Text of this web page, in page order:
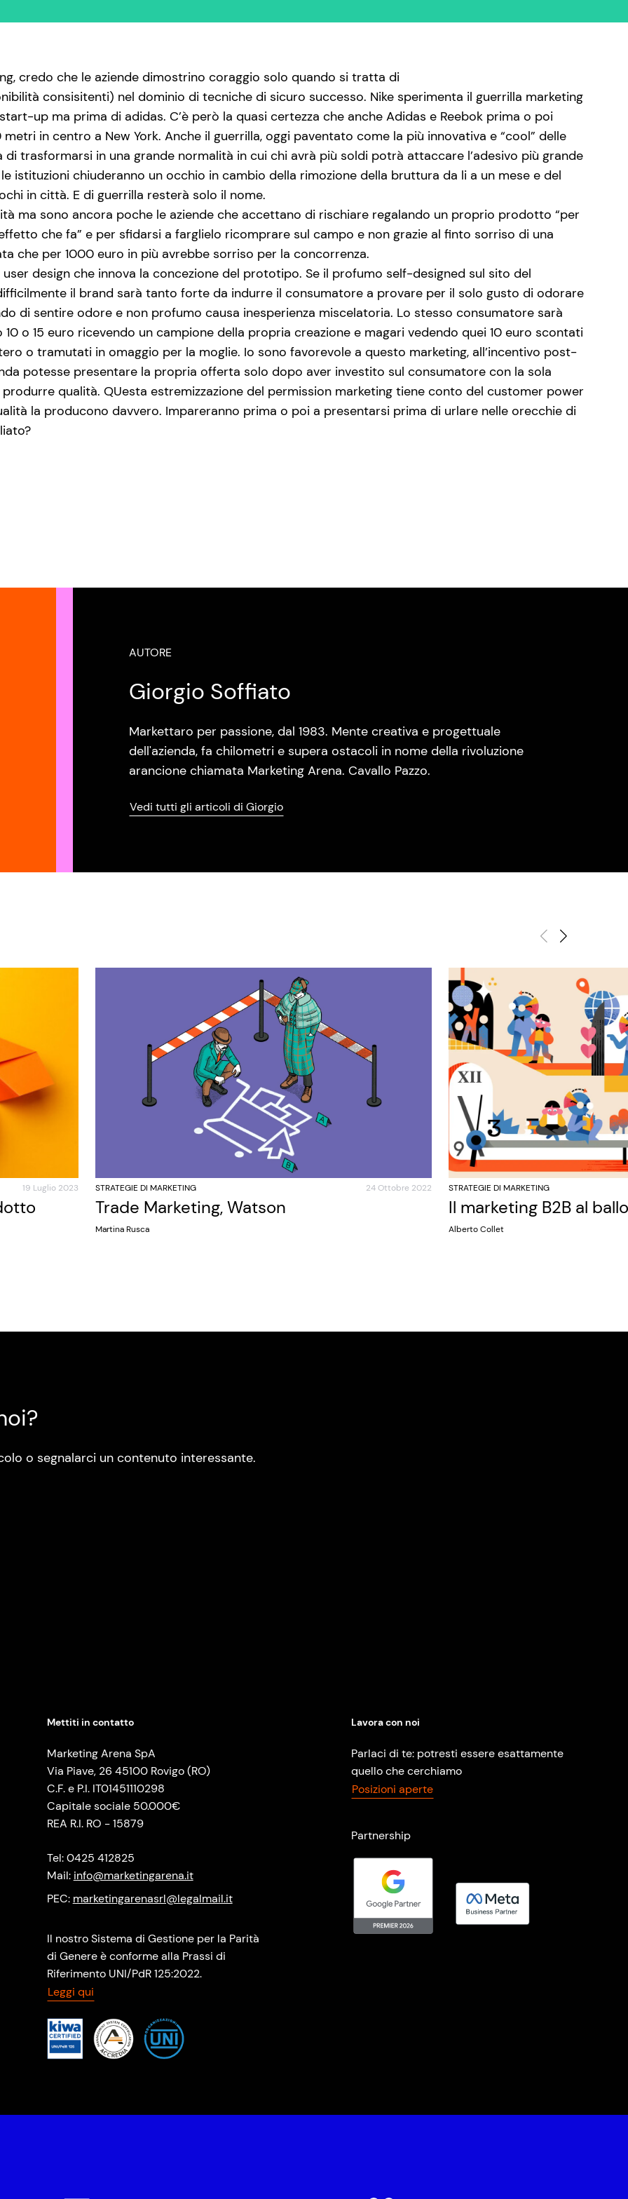
credo che le aziende dimostrino coraggio solo quando si tratta di
consisitenti) nel dominio di tecniche di sicuro successo. Nike sperimenta il guerrilla marketing
up ma prima di adidas. C’è però la quasi certezza che anche Adidas e Reebok prima o poi
metri in centro a New York. Anche il guerrilla, oggi paventato come la più innovativa e “cool” delle
di trasformarsi in una grande normalità in cui chi avrà più soldi potrà attaccare l’adesivo più grande
istituzioni chiuderanno un occhio in cambio della rimozione della bruttura da li a un mese e del
in città. E di guerrilla resterà solo il nome.
ma sono ancora poche le aziende che accettano di rischiare regalando un proprio prodotto “per
che fa” e per sfidarsi a farglielo ricomprare sul campo e non grazie al finto sorriso di una
che per 1000 euro in più avrebbe sorriso per la concorrenza.
design che innova la concezione del prototipo. Se il profumo self-designed sul sito del
il brand sarà tanto forte da indurre il consumatore a provare per il solo gusto di odorare
di sentire odore e non profumo causa inesperienza miscelatoria. Lo stesso consumatore sarà
o 15 euro ricevendo un campione della propria creazione e magari vedendo quei 10 euro scontati
o tramutati in omaggio per la moglie. Io sono favorevole a questo marketing, all’incentivo post-
potesse presentare la propria offerta solo dopo aver investito sul consumatore con la sola
qualità. QUesta estremizzazione del permission marketing tiene conto del customer power
la producono davvero. Impareranno prima o poi a presentarsi prima di urlare nelle orecchie di
AUTORE
Giorgio Soffiato
Markettaro per passione, dal 1983. Mente creativa e progettuale
dell'azienda, fa chilometri e supera ostacoli in nome della rivoluzione
arancione chiamata Marketing Arena. Cavallo Pazzo.
Vedi tutti gli articoli di Giorgio
19 Luglio 2023 STRATEGIE DI MARKETING 24 Ottobre 2022
Trade Marketing, Watson
Martina Rusca
STRATEGIE DI MARKETING
Il marketing B2B al
Alberto Collet
o segnalarci un contenuto interessante.
Mettiti in contatto
Marketing Arena SpA
Via Piave, 26 45100 Rovigo (RO)
C.F. e P.I. IT01451110298
Capitale sociale 50.000€
REA R.I. RO - 15879
Tel: 0425 412825
Mail: info@marketingarena.it
PEC: marketingarenasrl@legalmail.it
Il nostro Sistema di Gestione per la Parità
di Genere è conforme alla Prassi di
Riferimento UNI/PdR 125:2022.
Leggi qui
Lavora con noi
Parlaci di te: potresti essere esattamente
quello che cerchiamo
Posizioni aperte
Partnership